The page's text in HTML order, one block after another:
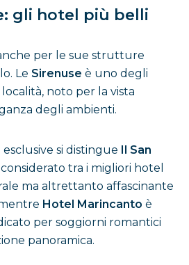
gli hotel più belli
per le sue strutture
Le Sirenuse è uno degli
noto per la vista
degli ambienti.
si distingue Il San
considerato tra i migliori hotel
ma altrettanto affascinante
Hotel Marincanto è
per soggiorni romantici
panoramica.